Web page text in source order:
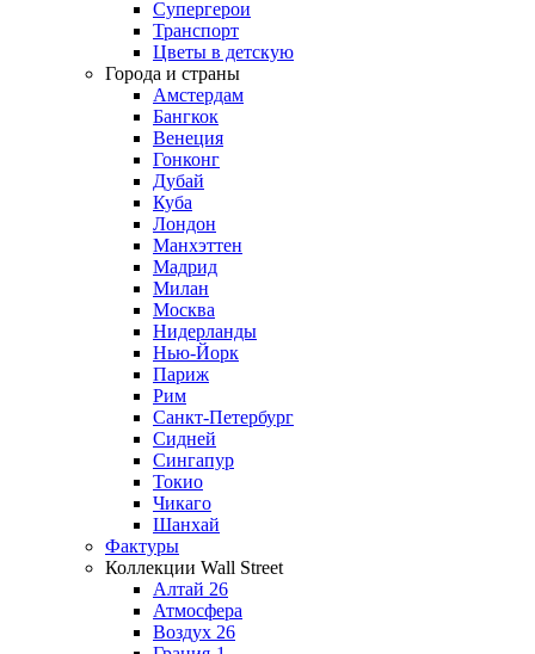
Супергерои
Транспорт
Цветы в детскую
Города и страны
Амстердам
Бангкок
Венеция
Гонконг
Дубай
Куба
Лондон
Манхэттен
Мадрид
Милан
Москва
Нидерланды
Нью-Йорк
Париж
Рим
Санкт-Петербург
Сидней
Сингапур
Токио
Чикаго
Шанхай
Фактуры
Коллекции Wall Street
Алтай 26
Атмосфера
Воздух 26